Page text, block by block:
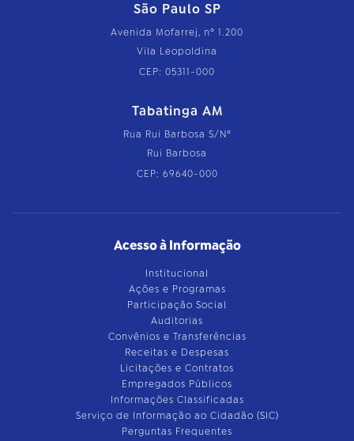
São Paulo SP
Avenida Mofarrej, nº 1.200
Vila Leopoldina
CEP: 05311-000
Tabatinga AM
Rua Rui Barbosa S/Nº
Rui Barbosa
CEP: 69640-000
Acesso à Informação
Institucional
Ações e Programas
Participação Social
Auditorias
Convênios e Transferências
Receitas e Despesas
Licitações e Contratos
Empregados Públicos
Informações Classificadas
Serviço de Informação ao Cidadão (SIC)
Perguntas Frequentes